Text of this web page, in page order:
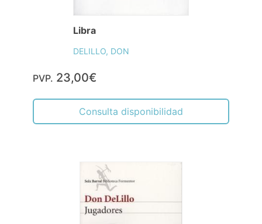
Libra
DELILLO, DON
PVP. 23,00€
Consulta disponibilidad